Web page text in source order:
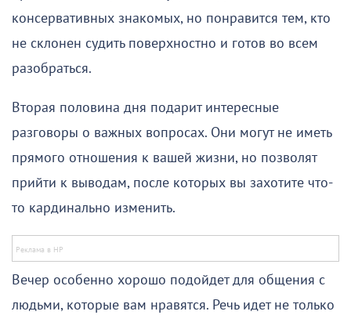
консервативных знакомых, но понравится тем, кто
не склонен судить поверхностно и готов во всем
разобраться.
Вторая половина дня подарит интересные
разговоры о важных вопросах. Они могут не иметь
прямого отношения к вашей жизни, но позволят
прийти к выводам, после которых вы захотите что-
то кардинально изменить.
Вечер особенно хорошо подойдет для общения с
людьми, которые вам нравятся. Речь идет не только